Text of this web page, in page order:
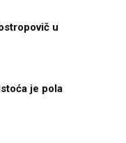
u
je pola